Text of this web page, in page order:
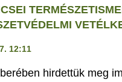
12:11
hirdettük meg